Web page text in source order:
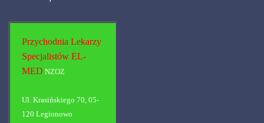
Przychodnia Lekarzy
Specjalistów EL-
MED NZOZ
Ul. Krasińskiego 70, 05-
120 Legionowo